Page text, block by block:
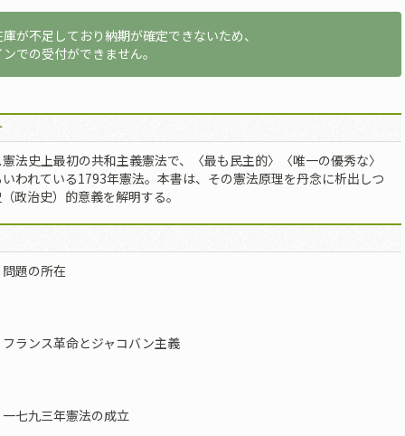
が不足しており納期が確定できないため、
での受付ができません。
法史上最初の共和主義憲法で、〈最も民主的〉〈唯一の優秀な〉
われている1793年憲法。本書は、その憲法原理を丹念に析出しつ
政治史）的意義を解明する。
題の所在
ランス革命とジャコバン主義
七九三年憲法の成立